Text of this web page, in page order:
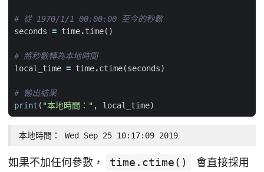
# 從 1970/1/1 00:00:00 至今的秒數
seconds = time.time()
# 將秒數轉為本地時間
local_time = time.ctime(seconds)
# 輸出結果
print ( "本地時間：" , local_time)
本地時間： Wed Sep 25 10:17:09 2019
如果不加任何參數， time.ctime()
會直接採用